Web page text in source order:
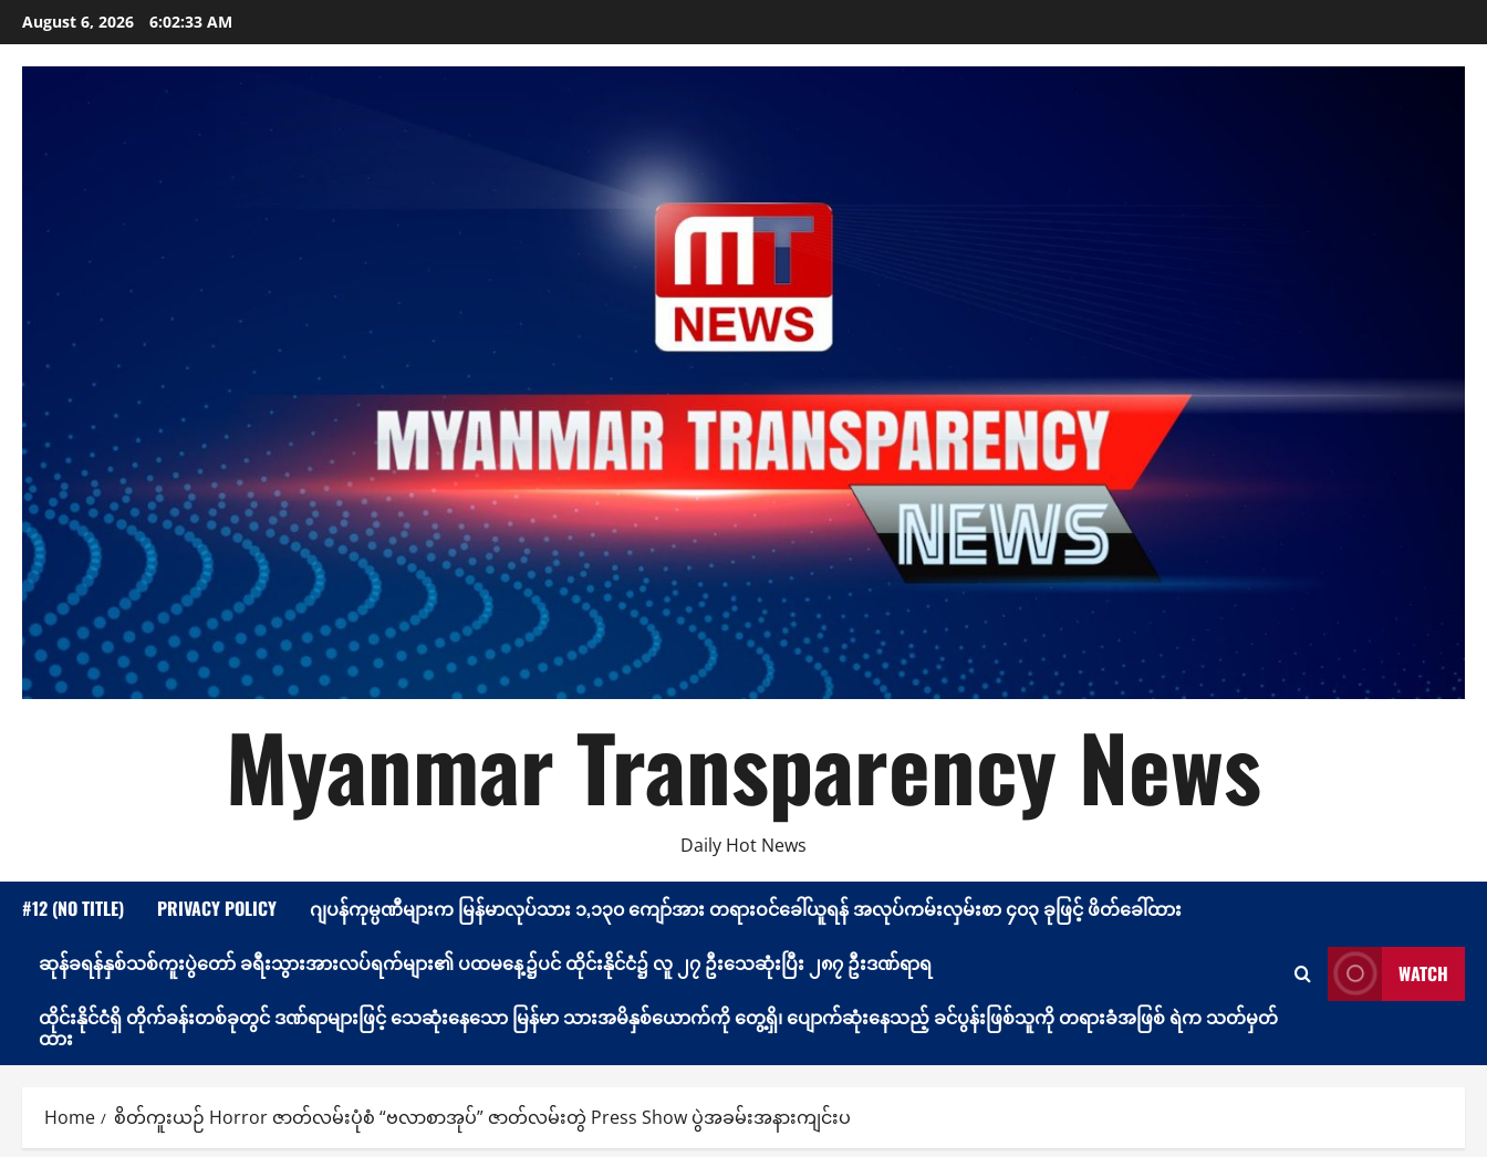
Skip
to
content
August 6, 2026 6:02:36 AM
Myanmar Transparency News
Daily Hot News
#12 (NO TITLE) PRIVACY POLICY ဂျပန်ကုမ္ပဏီများက မြန်မာလုပ်သား ၁,၁၃၀ ကျော်အား တရားဝင်ခေါ်ယူရန် အလုပ်ကမ်းလှမ်းစာ ၄၀၃ ခုဖြင့် ဖိတ်ခေါ်ထား
ဆုန်ခရန်နှစ်သစ်ကူးပွဲတော် ခရီးသွားအားလပ်ရက်များ၏ ပထမနေ့၌ပင် ထိုင်းနိုင်ငံ၌ လူ ၂၇ ဦးသေဆုံးပြီး ၂၈၇ ဦးဒဏ်ရာရ
ထိုင်းနိုင်ငံရှိ တိုက်ခန်းတစ်ခုတွင် ဒဏ်ရာများဖြင့် သေဆုံးနေသော မြန်မာ သားအမိနှစ်ယောက်ကို တွေ့ရှိ၊ ပျောက်ဆုံးနေသည့် ခင်ပွန်းဖြစ်သူကို တရားခံအဖြစ် ရဲက သတ်မှတ်
ထား
WATCH
Home စိတ်ကူးယဉ် Horror ဇာတ်လမ်းပုံစံ “ဗလာစာအုပ်” ဇာတ်လမ်းတွဲ Press Show ပွဲအခမ်းအနားကျင်းပ